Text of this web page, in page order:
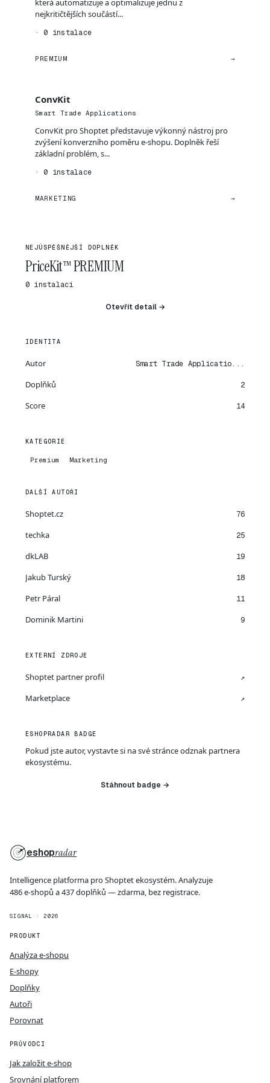
která automatizuje a optimalizuje jednu z
nejkritičtějších součástí...
· 0 instalace
PREMIUM →
ConvKit
Smart Trade Applications
ConvKit pro Shoptet představuje výkonný nástroj pro
zvýšení konverzního poměru e-shopu. Doplněk řeší
základní problém, s...
· 0 instalace
MARKETING →
NEJÚSPĚŠNĚJŠÍ DOPLNĚK
PriceKit™ PREMIUM
0 instalací
Otevřít detail →
IDENTITA
Autor Smart Trade Applicatio...
Doplňků 2
Score 14
KATEGORIE
Premium Marketing
DALŠÍ AUTOŘI
Shoptet.cz 76
techka 25
dkLAB 19
Jakub Turský 18
Petr Páral 11
Dominik Martini 9
EXTERNÍ ZDROJE
Shoptet partner profil ↗
Marketplace ↗
ESHOPRADAR BADGE
Pokud jste autor, vystavte si na své stránce odznak partnera
ekosystému.
Stáhnout badge →
eshopradar
Intelligence platforma pro Shoptet ekosystém. Analyzuje
486 e-shopů a 437 doplňků — zdarma, bez registrace.
SIGNAL · 2026
PRODUKT
Analýza e-shopu
E-shopy
Doplňky
Autoři
Porovnat
PRŮVODCI
Jak založit e-shop
Srovnání platforem